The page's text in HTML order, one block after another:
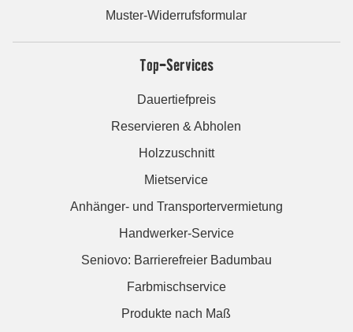
Muster-Widerrufsformular
Top-Services
Dauertiefpreis
Reservieren & Abholen
Holzzuschnitt
Mietservice
Anhänger- und Transportervermietung
Handwerker-Service
Seniovo: Barrierefreier Badumbau
Farbmischservice
Produkte nach Maß